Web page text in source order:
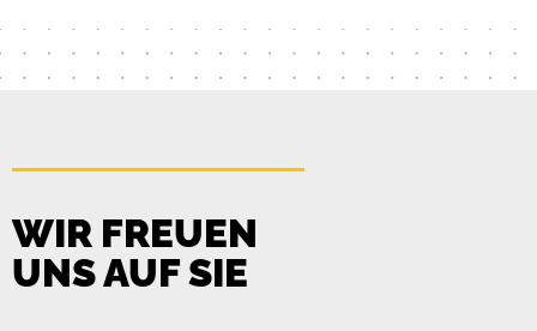
WIR FREUEN
UNS AUF SIE